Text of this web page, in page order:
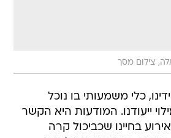
צילום מסך
כלי משמעותי בו נוכל
ייעודנו. המודעות היא הקשר
בחיינו שכביכול קרה